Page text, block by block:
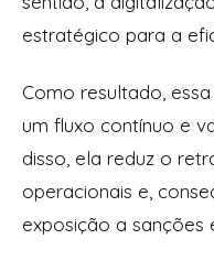
estratégico para a
Como resultado,
um fluxo contínuo e
disso, ela reduz o
operacionais e,
exposição a sanções